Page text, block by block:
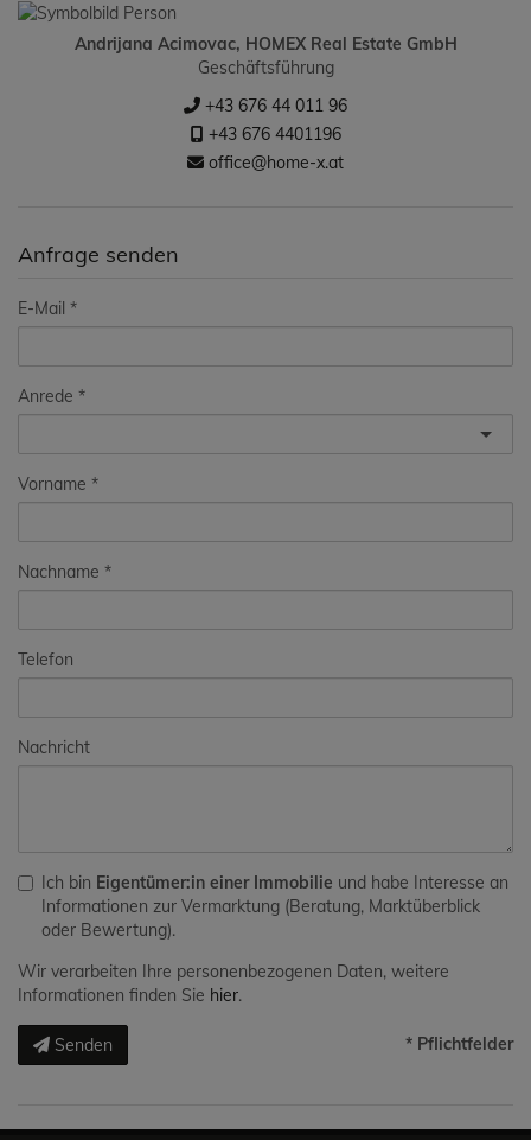
Andrijana Acimovac, HOMEX Real Estate GmbH
Geschäftsführung
+43 676 44 011 96
+43 676 4401196
office@home-x.at
Anfrage senden
E-Mail
Anrede
Vorname
Nachname
Telefon
Nachricht
Ich bin Eigentümer:in einer Immobilie und habe Interesse an
Informationen zur Vermarktung (Beratung, Marktüberblick
oder Bewertung).
Wir verarbeiten Ihre personenbezogenen Daten, weitere
Informationen finden Sie hier.
Senden * Pflichtfelder